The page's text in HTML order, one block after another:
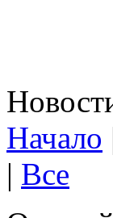
Начало
| Все